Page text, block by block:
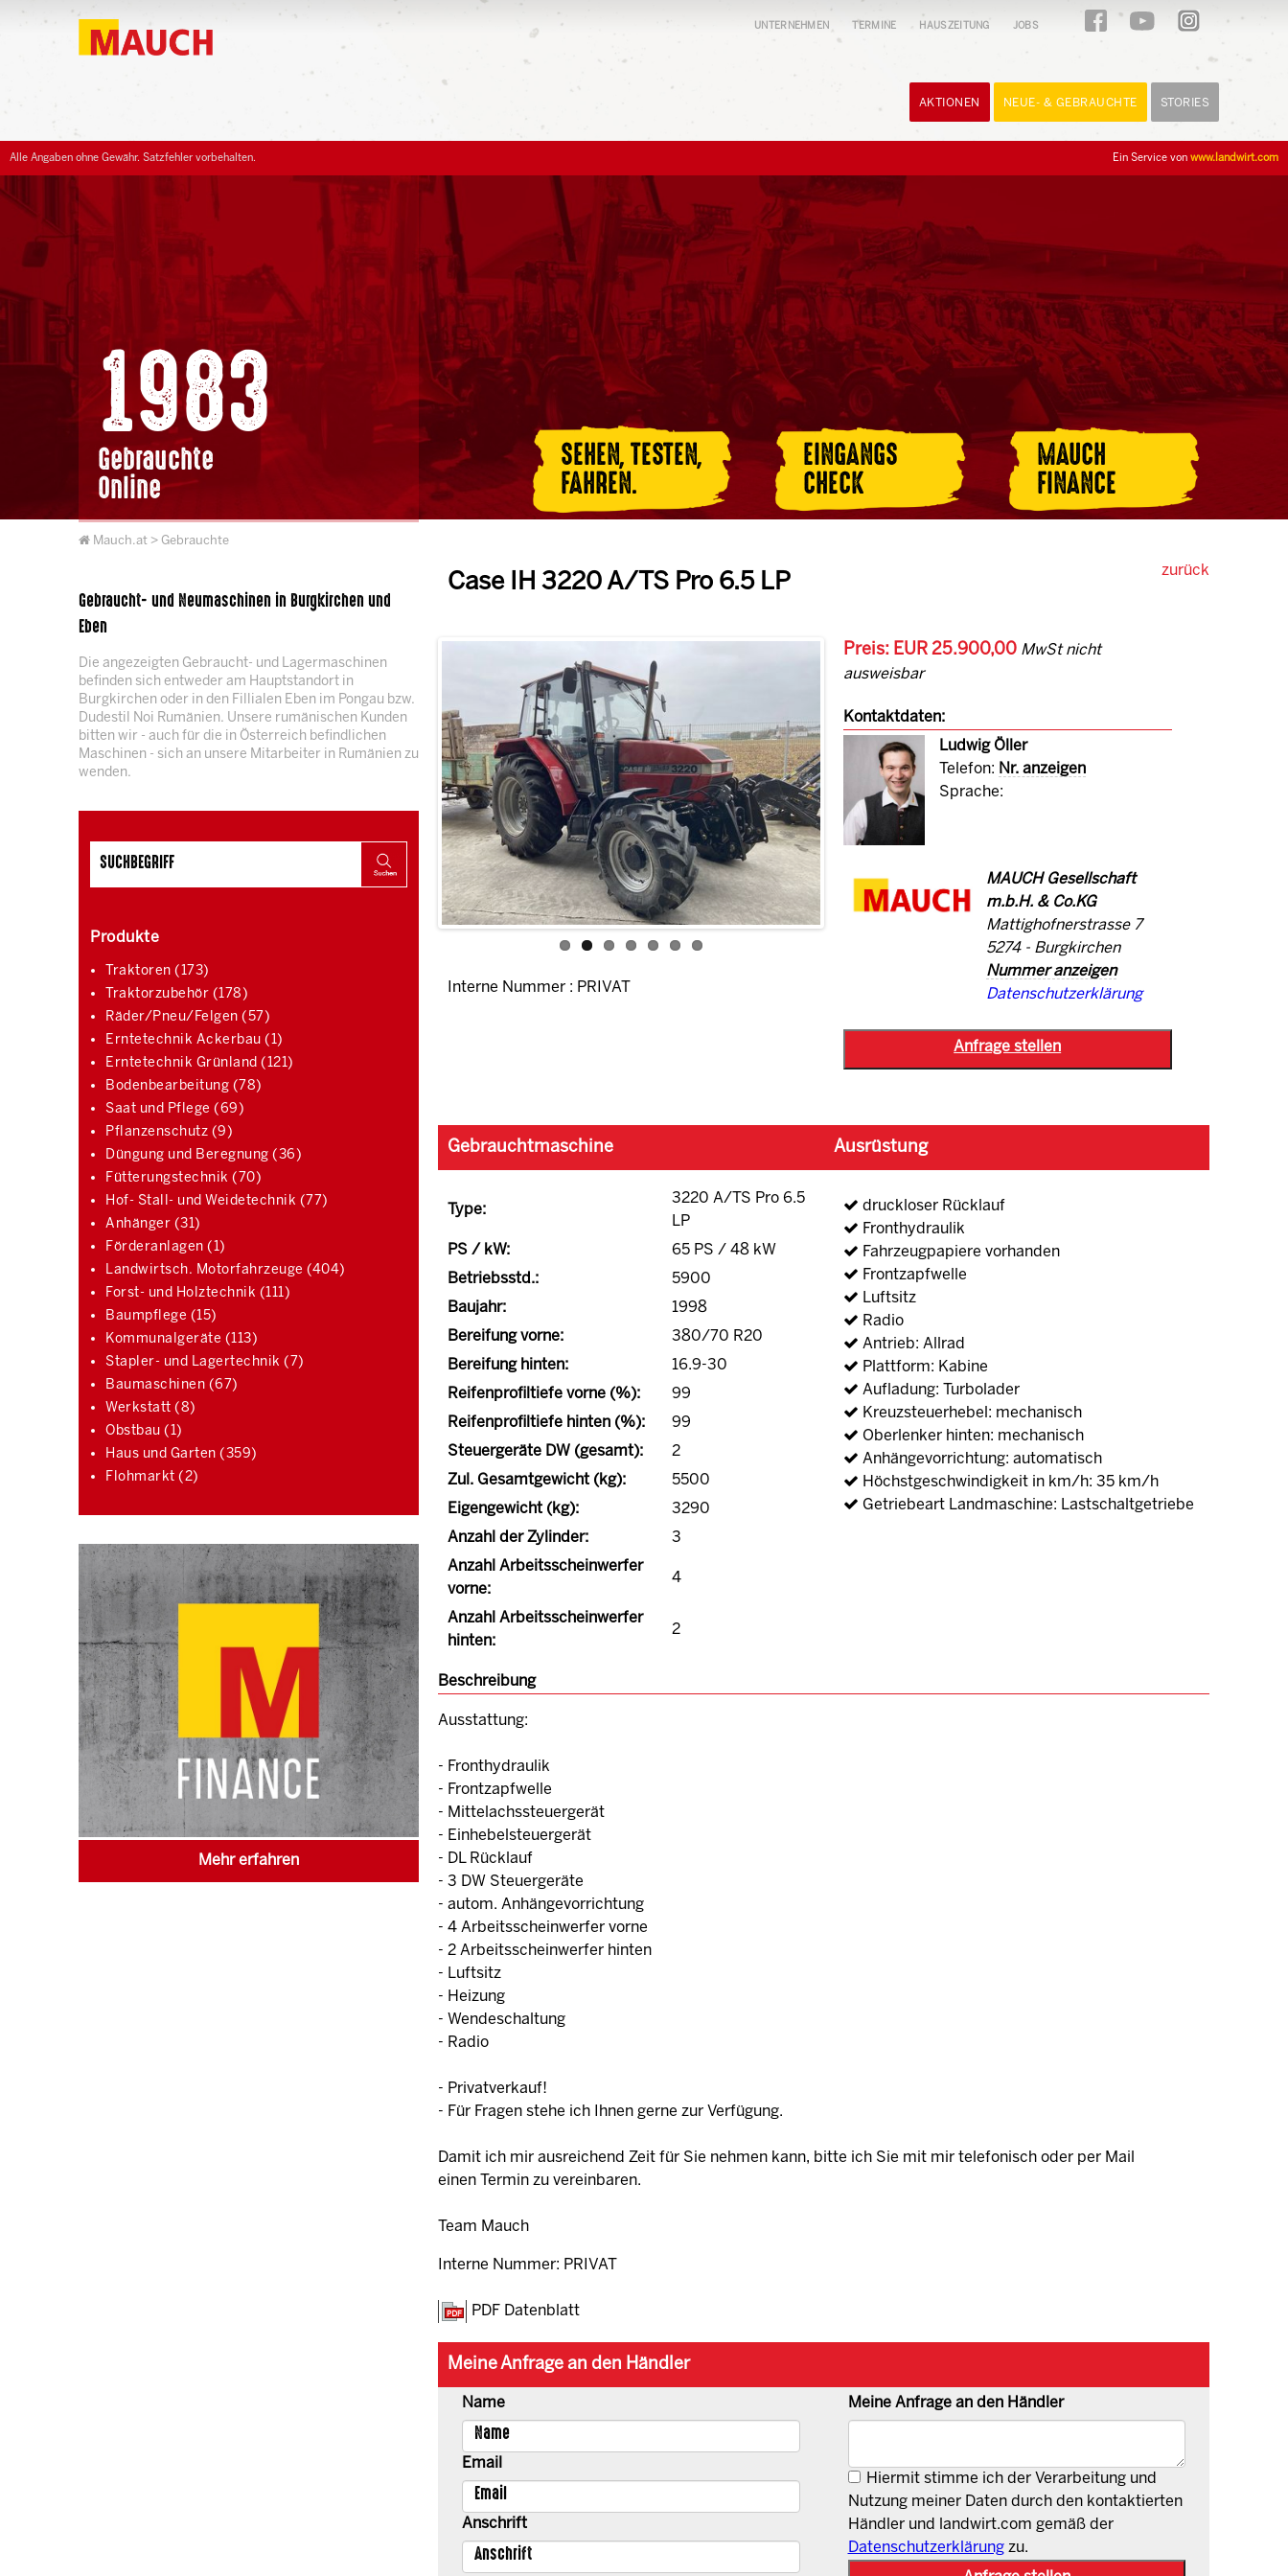
UNTERNEHMEN TERMINE HAUSZEITUNG JOBS
AKTIONEN NEUE- & GEBRAUCHTE STORIES
Alle Angaben ohne Gewähr. Satzfehler vorbehalten. Ein Service von www.landwirt.com
1983
Gebrauchte
Online
SEHEN, TESTEN,
FAHREN.
EINGANGS
CHECK
MAUCH
FINANCE
Mauch.at > Gebrauchte
Gebraucht- und Neumaschinen in Burgkirchen und
Eben
Die angezeigten Gebraucht- und Lagermaschinen
befinden sich entweder am Hauptstandort in
Burgkirchen oder in den Fillialen Eben im Pongau bzw.
Dudestil Noi Rumänien. Unsere rumänischen Kunden
bitten wir - auch für die in Österreich befindlichen
Maschinen - sich an unsere Mitarbeiter in Rumänien zu
wenden.
Produkte
Traktoren (173)
Traktorzubehör (178)
Räder/Pneu/Felgen (57)
Erntetechnik Ackerbau (1)
Erntetechnik Grünland (121)
Bodenbearbeitung (78)
Saat und Pflege (69)
Pflanzenschutz (9)
Düngung und Beregnung (36)
Fütterungstechnik (70)
Hof- Stall- und Weidetechnik (77)
Anhänger (31)
Förderanlagen (1)
Landwirtsch. Motorfahrzeuge (404)
Forst- und Holztechnik (111)
Baumpflege (15)
Kommunalgeräte (113)
Stapler- und Lagertechnik (7)
Baumaschinen (67)
Werkstatt (8)
Obstbau (1)
Haus und Garten (359)
Flohmarkt (2)
Mehr erfahren
Case IH 3220 A/TS Pro 6.5 LP
zurück
Interne Nummer : PRIVAT
Preis: EUR 25.900,00 MwSt nicht
ausweisbar
Kontaktdaten:
Ludwig Öller
Telefon: Nr. anzeigen
Sprache:
MAUCH Gesellschaft
m.b.H. & Co.KG
Mattighofnerstrasse 7
5274 - Burgkirchen
Nummer anzeigen
Datenschutzerklärung
Gebrauchtmaschine
Type:
3220 A/TS Pro 6.5
LP
PS / kW:
65 PS / 48 kW
Betriebsstd.:
5900
Baujahr:
1998
Bereifung vorne:
380/70 R20
Bereifung hinten:
16.9-30
Reifenprofiltiefe vorne (%):
99
Reifenprofiltiefe hinten (%):
99
Steuergeräte DW (gesamt):
2
Zul. Gesamtgewicht (kg):
5500
Eigengewicht (kg):
3290
Anzahl der Zylinder:
3
Anzahl Arbeitsscheinwerfer
vorne:
4
Anzahl Arbeitsscheinwerfer
hinten:
2
Ausrüstung
druckloser Rücklauf
Fronthydraulik
Fahrzeugpapiere vorhanden
Frontzapfwelle
Luftsitz
Radio
Antrieb: Allrad
Plattform: Kabine
Aufladung: Turbolader
Kreuzsteuerhebel: mechanisch
Oberlenker hinten: mechanisch
Anhängevorrichtung: automatisch
Höchstgeschwindigkeit in km/h: 35 km/h
Getriebeart Landmaschine: Lastschaltgetriebe
Beschreibung
Ausstattung:
- Fronthydraulik
- Frontzapfwelle
- Mittelachssteuergerät
- Einhebelsteuergerät
- DL Rücklauf
- 3 DW Steuergeräte
- autom. Anhängevorrichtung
- 4 Arbeitsscheinwerfer vorne
- 2 Arbeitsscheinwerfer hinten
- Luftsitz
- Heizung
- Wendeschaltung
- Radio
- Privatverkauf!
- Für Fragen stehe ich Ihnen gerne zur Verfügung.
Damit ich mir ausreichend Zeit für Sie nehmen kann, bitte ich Sie mit mir telefonisch oder per Mail
einen Termin zu vereinbaren.
Team Mauch
Interne Nummer: PRIVAT
PDF Datenblatt
Meine Anfrage an den Händler
Name
Email
Anschrift
Meine Anfrage an den Händler
Hiermit stimme ich der Verarbeitung und
Nutzung meiner Daten durch den kontaktierten
Händler und landwirt.com gemäß der
Datenschutzerklärungzu.